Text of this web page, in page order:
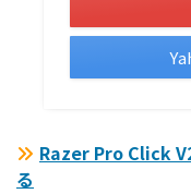
Razer Pro Click
る